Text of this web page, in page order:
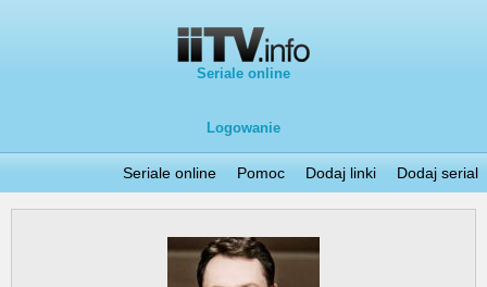
Seriale online
Logowanie
Seriale online Pomoc Dodaj linki Dodaj serial